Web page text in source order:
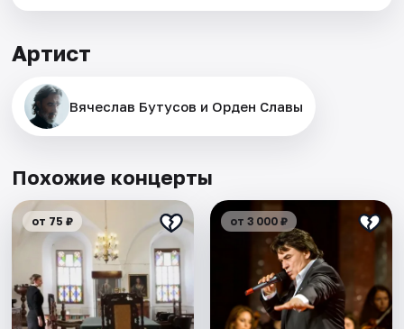
Артист
Вячеслав Бутусов и Орден Славы
Похожие концерты
от 75 ₽ от 3 000 ₽